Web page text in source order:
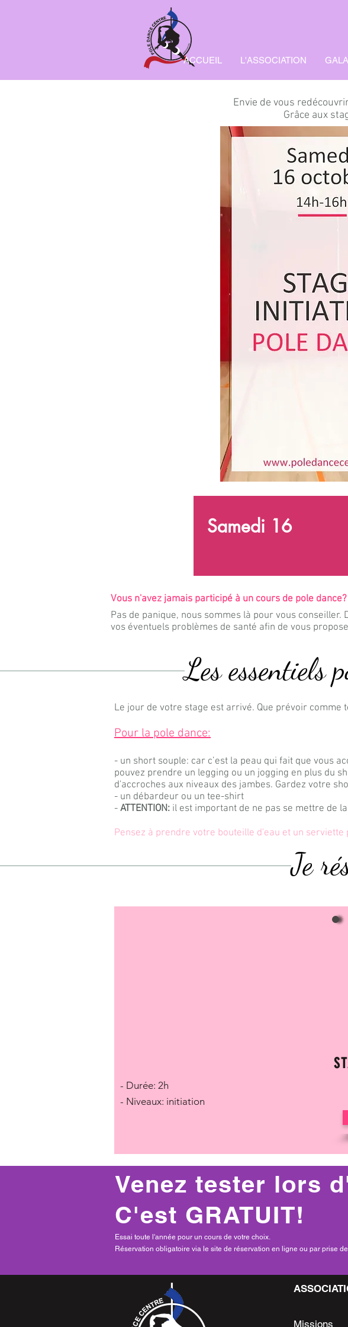
ACCUEIL L'ASSOCIATION GALA
Envie de vous
Grâce aux
Samedi 16
Vous n'avez jamais participé à un cours de pole dance?
Pas de panique, nous sommes là pour vous
vos éventuels problèmes de santé afin de vous
Les essentiels
Le jour de votre stage est arrivé. Que prévoir comme
Pour la pole dance:
- un short souple: car c’est la peau qui fait que vous
pouvez prendre un legging ou un jogging en plus du
d'accroches aux niveaux des jambes. Gardez votre
- un débardeur ou un tee-shirt
- ATTENTION: il est important de ne pas se mettre de
Pensez à prendre votre bouteille d'eau et un serviette
Je
- Durée: 2h
- Niveaux: initiation
Venez tester lors
C'est GRATUIT!
Essai toute l'année pour un cours de votre choix.
Réservation obligatoire via le site de réservation en ligne ou par prise
Missions